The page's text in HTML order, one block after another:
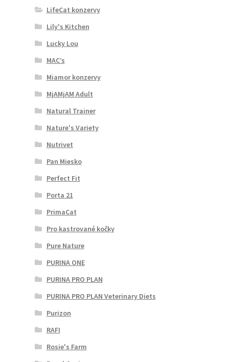
LifeCat konzervy
Lily's Kitchen
Lucky Lou
MAC’s
Miamor konzervy
MjAMjAM Adult
Natural Trainer
Nature's Variety
Nutrivet
Pan Miesko
Perfect Fit
Porta 21
PrimaCat
Pro kastrované kočky
Pure Nature
PURINA ONE
PURINA PRO PLAN
PURINA PRO PLAN Veterinary Diets
Purizon
RAFI
Rosie's Farm